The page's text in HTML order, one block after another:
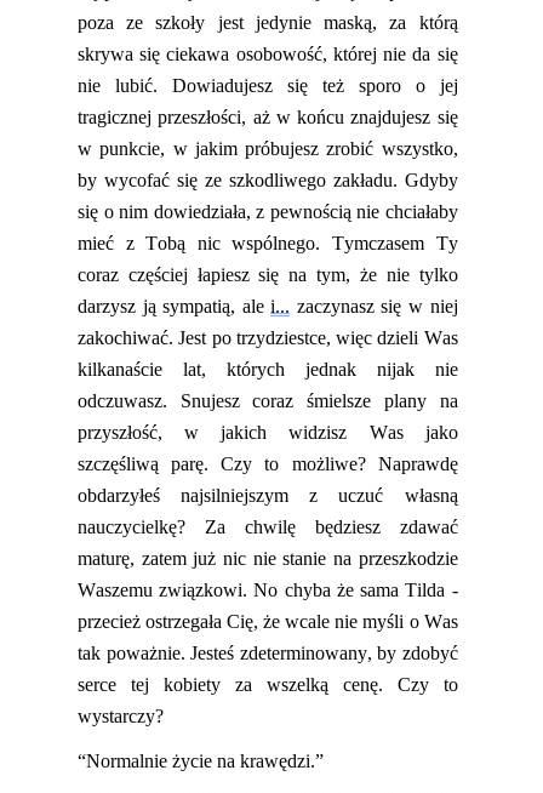
poza ze szkoły jest jedynie maską, za którą
skrywa się ciekawa osobowość, której nie da się
nie lubić. Dowiadujesz się też sporo o jej
tragicznej przeszłości, aż w końcu znajdujesz się
w punkcie, w jakim próbujesz zrobić wszystko,
by wycofać się ze szkodliwego zakładu. Gdyby
się o nim dowiedziała, z pewnością nie chciałaby
mieć z Tobą nic wspólnego. Tymczasem Ty
coraz częściej łapiesz się na tym, że nie tylko
darzysz ją sympatią, alei... zaczynasz się w niej
zakochiwać. Jest po trzydziestce, więc dzieli Was
kilkanaście lat, których jednak nijak nie
odczuwasz. Snujesz coraz śmielsze plany na
przyszłość, w jakich widzisz Was jako
szczęśliwą parę. Czy to możliwe? Naprawdę
obdarzyłeś najsilniejszym z uczuć własną
nauczycielkę? Za chwilę będziesz zdawać
maturę, zatem już nic niestanie na przeszkodzie
Waszemu związkowi. No chyba że sama Tilda -
przecież ostrzegała Cię, że wcale nie myśli o Was
tak poważnie. Jesteś zdeterminowany, by zdobyć
serce tej kobiety za wszelką cenę. Czy to
wystarczy?
“Normalnie życie na krawędzi.”